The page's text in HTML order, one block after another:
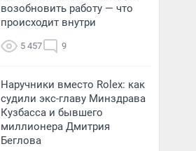
возобновить работу — что
происходит внутри
5 457 9
Наручники вместо Rolex: как
судили экс-главу Минздрава
Кузбасса и бывшего
миллионера Дмитрия
Беглова